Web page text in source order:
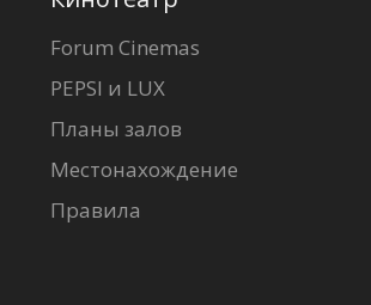
Forum Cinemas
PEPSI и LUX
Планы залов
Местонахождение
Правила